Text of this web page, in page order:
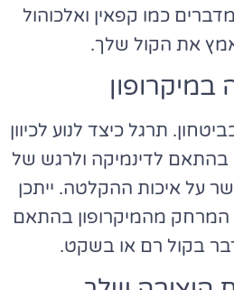
כמו קפאין ואלכוהול
את הקול שלך.
במיקרופון
תרגל כיצד לנוע לכיוון
בהתאם לדינמיקה ולרגש של
על איכות ההקלטה. ייתכן
המרחק מהמיקרופון בהתאם
בקול רם או בשקט.